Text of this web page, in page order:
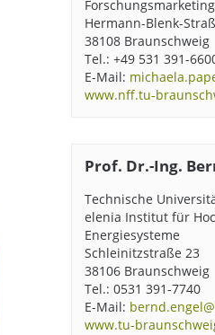
Forschungsmarketing
Hermann-Blenk-
38108 Braunschweig
Tel.: +49 531 391-
E-Mail:
www.nff.tu-
Prof. Dr.-Ing.
Technische
elenia Institut für
Energiesysteme
Schleinitzstraße 23
38106 Braunschweig
Tel.: 0531 391-7740
E-Mail:
www.tu-